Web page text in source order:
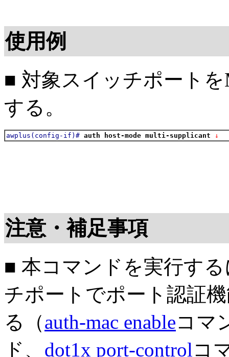
使用例
■ 対象スイッチポート
する。
awplus(config-if)# auth host-mode multi-supplicant ↓
注意・補足事項
■ 本コマンドを実行す
チポートでポート認証
る（auth-mac enableコマ
ド、 dot1x port-controlコ